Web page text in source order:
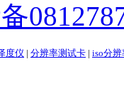
度仪 | 分辨率测试卡 | iso分